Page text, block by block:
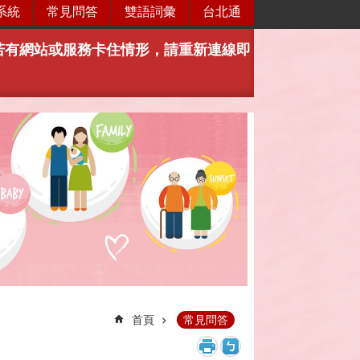
網站或服務卡住情形，請重新連線即
統 常見問答 雙語詞彙 台北通
首頁 常見問答